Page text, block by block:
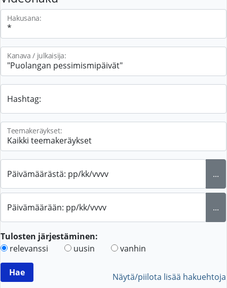
Hakusana:
Kanava / julkaisija:
Hashtag:
Teemakeräykset:
Päivämäärästä: pp/kk/vvvv ...
Päivämäärään: pp/kk/vvvv ...
Tulosten järjestäminen:
relevanssi
uusin vanhin
Näytä/piilota lisää hakuehtoja